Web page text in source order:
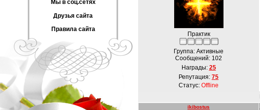
Мы в соц.сетях
Друзья сайта
Правила сайта
Практик
Группа: Активные
Сообщений: 102
Награды: 25
Репутация: 75
Статус: Offline
ikibostus